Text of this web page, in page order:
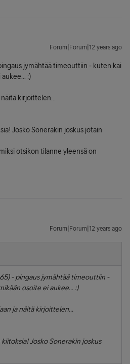
Forum|Forum|12 years ago
jymähtää timeouttiin - kuten kai
:)
kirjoittelen...
Josko Sonerakin joskus jotain
otsikon tilanne yleensä on
Forum|Forum|12 years ago
- pingaus jymähtää timeouttiin -
osoite ei aukee... :)
ja näitä kirjoittelen...
Josko Sonerakin joskus